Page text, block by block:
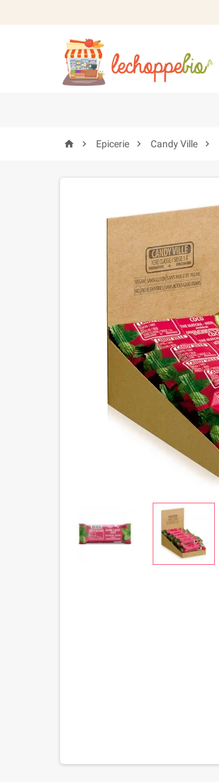
  Epicerie  Candy Ville 